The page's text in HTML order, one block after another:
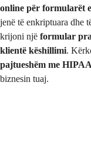
online për formularët
jenë të enkriptuara dhe
krijoni një formular
klientë këshillimi.
pajtueshëm me HIPAA
biznesin tuaj.